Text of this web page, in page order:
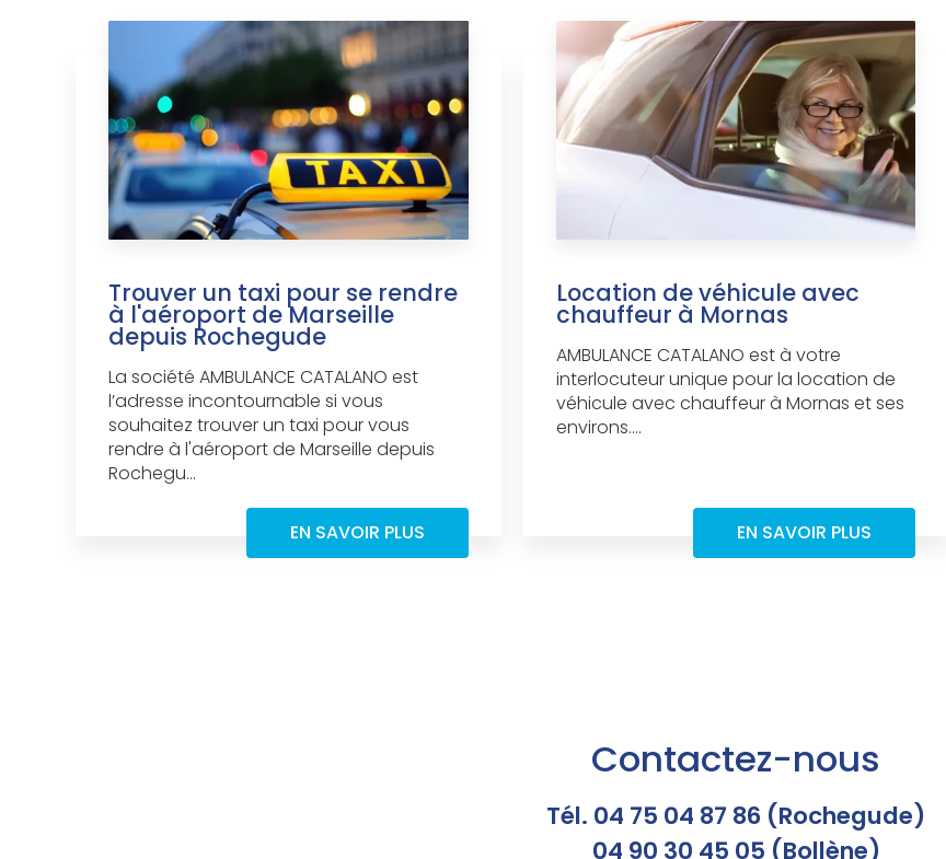
Trouver un taxi pour se rendre
à l'aéroport de Marseille
depuis Rochegude
La société AMBULANCE CATALANO est
l’adresse incontournable si vous
souhaitez trouver un taxi pour vous
rendre à l'aéroport de Marseille depuis
Rochegu...
EN SAVOIR PLUS
Location de véhicule avec
chauffeur à Mornas
AMBULANCE CATALANO est à votre
interlocuteur unique pour la location de
véhicule avec chauffeur à Mornas et ses
environs....
EN SAVOIR PLUS
Contactez-nous
Tél. 04 75 04 87 86 (Rochegude)
04 90 30 45 05 (Bollène)